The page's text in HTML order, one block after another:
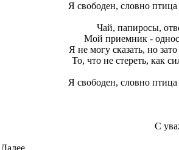
Я свободен, словно птица
Чай, папиросы,
Мой приемник -
Я не могу сказать, но
То, что не стереть, как
Я свободен, словно птица
С
Далее ...